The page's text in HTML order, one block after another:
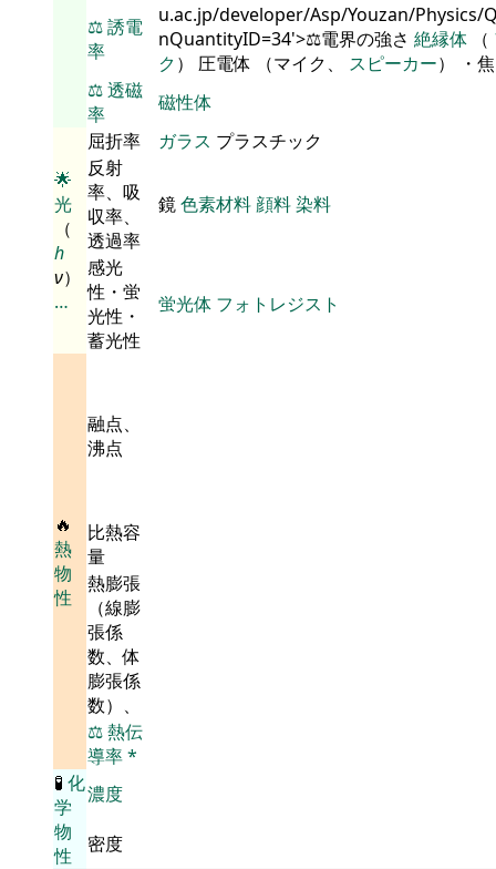
⚖️誘電
率
u.ac.jp/developer/Asp/Youzan/Physics/
nQuantityID=34'>⚖️電界の強さ 絶縁体 （
ク） 圧電体 （マイク、 スピーカー） ・
⚖️透磁
率
磁性体
🌟
光
（
h
ν）
…
屈折率 ガラス プラスチック
反射
率、吸
収率、
透過率
鏡色素材料 顔料染料
感光
性・蛍
光性・
蓄光性
蛍光体 フォトレジスト
🔥
熱
物
性
融点、
沸点
比熱容
量
熱膨張
（線膨
張係
数、体
膨張係
数）、
⚖️熱伝
導率*
🧪 化
学
物
性
濃度
密度